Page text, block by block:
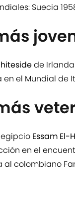
Suecia
de
en el Mundial de
Essam El-
en el
al colombiano